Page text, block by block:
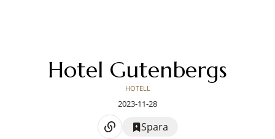
Hotel Gutenbergs
HOTELL
2023-11-28
Spara